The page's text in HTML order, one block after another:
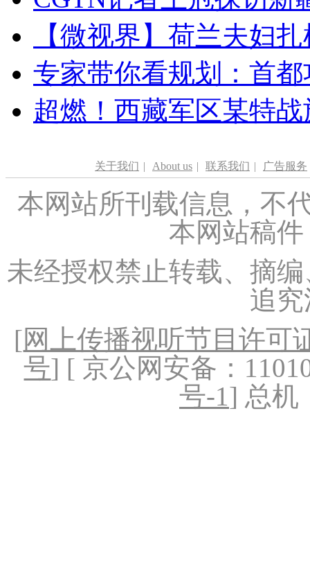
【微视界】荷兰夫妇
专家带你看规划：首
超燃！西藏军区某特
关于我们 | About us | 联系我们 | 广告服务
本网站所刊载信息，不
本网站稿
未经授权禁止转载、摘
追
[网上传播视听节目许可
号] [ 京公网安备：
号-1] 总机